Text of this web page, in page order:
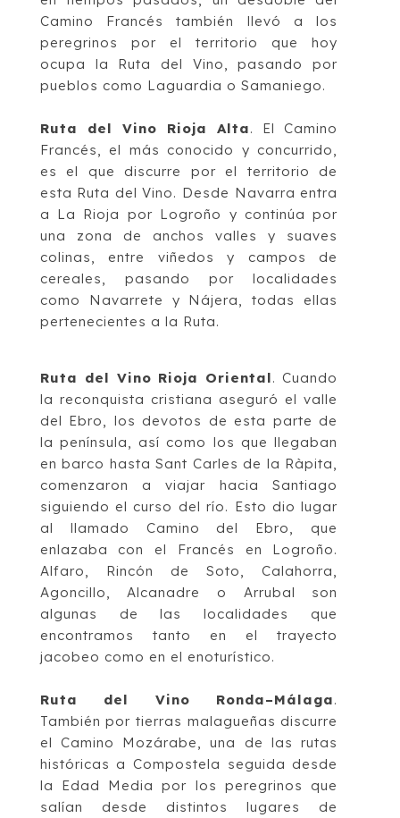
Camino Francéstambién
llevó a los
peregrinos por el territorio que hoy
ocupa la Ruta del Vino, pasando por
pueblos como Laguardia o Samaniego.
Ruta del Vino Rioja Alta. ElCamino
Francés , el más conocido y concurrido,
es el que discurre por el territorio de
esta Ruta del Vino. Desde Navarra entra
a La Rioja por Logroño y continúa por
una zona de anchos valles y suaves
colinas, entre viñedos y campos de
cereales, pasando por localidades
como Navarrete y Nájera, todas ellas
pertenecientes a la Ruta.
Ruta del Vino Rioja Oriental. Cuando
la reconquista cristiana aseguró el valle
del Ebro, los devotos de esta parte de
la península, así como los que llegaban
en barco hasta Sant Carles de la Ràpita,
comenzaron a viajar hacia Santiago
siguiendo el curso del río. Esto dio lugar
al llamado Camino del Ebro
, que
enlazaba con el Francés en Logroño.
Alfaro, Rincón de Soto, Calahorra,
Agoncillo, Alcanadre o Arrubal son
algunas de las localidades que
encontramos tanto en el trayecto
jacobeo como en el enoturístico.
Ruta del Vino Ronda–Málaga.
También por tierras malagueñas discurre
elCamino Mozárabe
, una de las rutas
históricas a Compostela seguida desde
la Edad Media por los peregrinos que
salían desde distintos lugares de